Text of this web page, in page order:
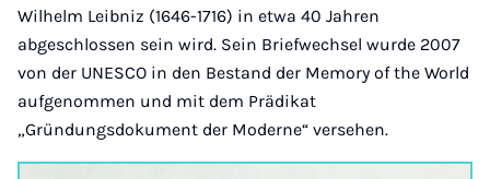
Wilhelm Leibniz (1646-1716) in etwa 40 Jahren
abgeschlossen sein wird. Sein Briefwechsel wurde 2007
von der UNESCO in den Bestand der Memory of the World
aufgenommen und mit dem Prädikat
„Gründungsdokument der Moderne“ versehen.